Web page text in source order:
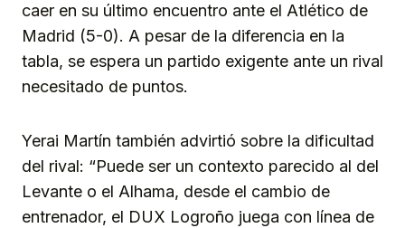
caer en su último encuentro ante el Atlético de
Madrid (5-0). A pesar de la diferencia en la
tabla, se espera un partido exigente ante un rival
necesitado de puntos.
Yerai Martín también advirtió sobre la dificultad
del rival: “Puede ser un contexto parecido al del
Levante o el Alhama, desde el cambio de
entrenador, el DUX Logroño juega con línea de